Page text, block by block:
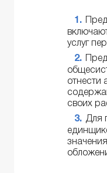
услуг
отнести
своих
Для